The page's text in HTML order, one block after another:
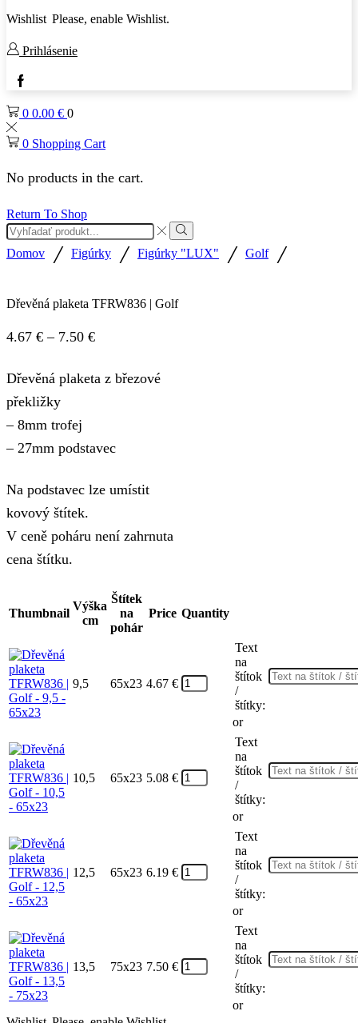
Wishlist Please, enable Wishlist.
Prihlásenie
Facebook
0 0.00 € 0
0 Shopping Cart
No products in the cart.
Return To Shop
Search
input
Search
Domov / Figúrky / Figúrky "LUX" / Golf /
Dřevěná plaketa TFRW836 | Golf
4.67 € – 7.50 €Price
4.67 €
Dřevěná plaketa z březové
překližky
– 8mm trofej
– 27mm podstavec
Na podstavec lze umístit
kovový štítek.
V ceně poháru není zahrnuta
cena štítku.
Thumbnail
Výška
cm
Štítek
na
pohár
Price Quantity
9,5 65x23 4.67 €
Text
na
štítok
/
štítky:
or
10,5 65x23 5.08 €
Text
na
štítok
/
štítky:
or
12,5 65x23 6.19 €
Text
na
štítok
/
štítky:
or
13,5 75x23 7.50 €
Text
na
štítok
/
štítky:
or